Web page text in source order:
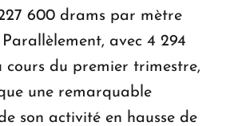
600 drams par mètre
avec 4 294
cours du premier trimestre,
une remarquable
son activité en hausse de